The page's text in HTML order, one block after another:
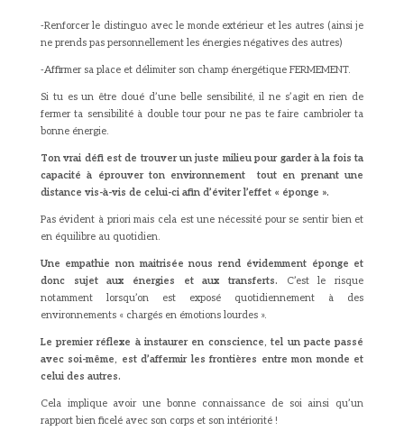
-Renforcer le distinguo avec le monde extérieur et les autres (ainsi je
ne prends pas personnellement les énergies négatives des autres)
-Affirmer sa place et délimiter son champ énergétique FERMEMENT.
Si tu es un être doué d’une belle sensibilité, il ne s’agit en rien de
fermer ta sensibilité à double tour pour ne pas te faire cambrioler ta
bonne énergie.
Ton vrai défi est de trouver un juste milieu pour garder à la fois ta
capacité à éprouver ton environnement tout en prenant une
distance vis-à-vis de celui-ci afin d’éviter l’effet « éponge ».
Pas évident à priori mais cela est une nécessité pour se sentir bien et
en équilibre au quotidien.
Une empathie non maitrisée nous rend évidemment éponge et
donc sujet aux énergies et aux transferts. C’est le risque
notamment lorsqu’on est exposé quotidiennement à des
environnements « chargés en émotions lourdes ».
Le premier réflexe à instaurer en conscience, tel un pacte passé
avec soi-même, est d’affermir les frontières entre mon monde et
celui des autres.
Cela implique avoir une bonne connaissance de soi ainsi qu’un
rapport bien ficelé avec son corps et son intériorité !